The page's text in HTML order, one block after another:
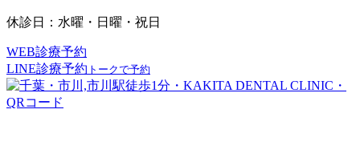
休診日：水曜・日曜・祝日
WEB診療予約
LINE診療予約 トークで予約